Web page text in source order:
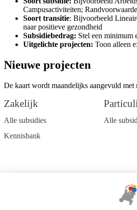
Campusactiviteiten;
Soort transitie: Bijvoorbeeld
naar positieve gezondheid
Subsidiebedrag: Stel een minimum
Uitgelichte projecten: Toon alleen
Nieuwe projecten
De kaart wordt maandelijks aangevuld
Zakelijk
Alle subsidies
Kennisbank
Alle